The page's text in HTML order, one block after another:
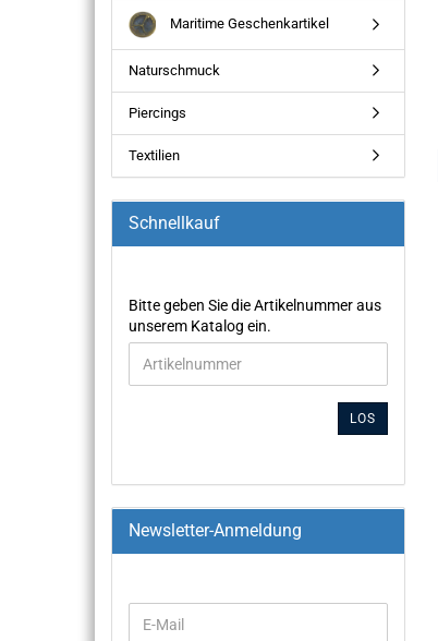
Maritime Geschenkartikel
Naturschmuck
Piercings
Textilien
Schnellkauf
Bitte geben Sie die Artikelnummer aus
unserem Katalog ein.
LOS
Newsletter-Anmeldung